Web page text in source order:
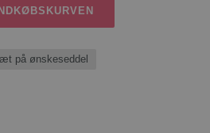
på ønskeseddel